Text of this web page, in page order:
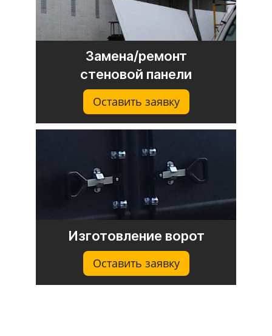
Замена/ремонт
стеновой панели
Оставить заявку
Изготовление ворот
Оставить заявку